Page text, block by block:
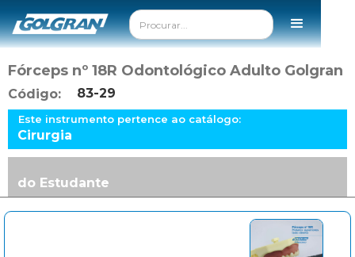
Fórceps nº 18R Odontológico Adulto Golgran
Código: 83-29
Este instrumento pertence ao catálogo:
Cirurgia
do Estudante